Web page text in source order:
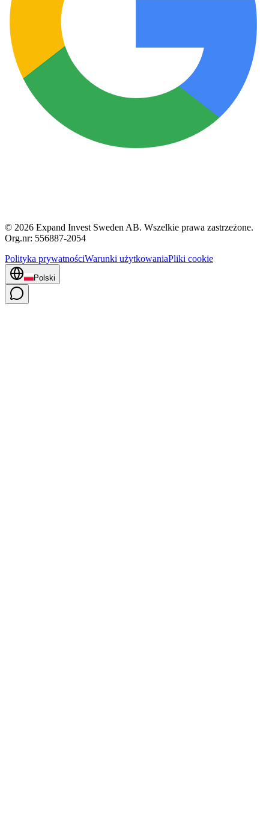
© 2026 Expand Invest Sweden AB. Wszelkie prawa zastrzeżone.
Org.nr: 556887-2054
Polityka prywatnościWarunki użytkowaniaPliki cookie
Polski